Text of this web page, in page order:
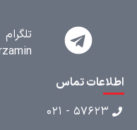
Goharzamin
تماس
- ۰۲۱